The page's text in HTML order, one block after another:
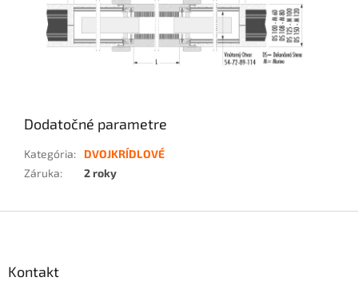
Dodatočné parametre
Kategória:
DVOJKRÍDLOVÉ
Záruka: 2 roky
Kontakt